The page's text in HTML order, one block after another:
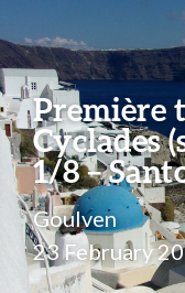
Première
Cyclades
1/8 –
Goulven
23 February